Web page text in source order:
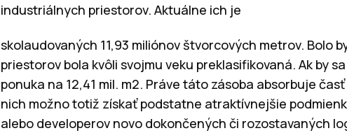
industriálnych priestorov. Aktuálne ich je
skolaudovaných 11,93 miliónov štvorcových metrov. Bolo
priestorov bola kvôli svojmu veku preklasifikovaná. Ak by
ponuka na 12,41 mil. m2. Práve táto zásoba absorbuje
nich možno totiž získať podstatne atraktívnejšie
alebo developerov novo dokončených či rozostavaných